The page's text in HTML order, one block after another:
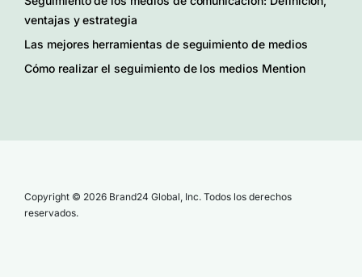
ventajas y estrategia
Las mejores herramientas de seguimiento de medios
Cómo realizar el seguimiento de los medios Mention
Copyright © 2026 Brand24 Global, Inc. Todos los derechos
reservados.